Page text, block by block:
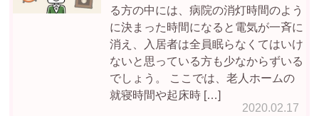
2020.02.17
る方の中には、病院の消灯時間のよう
に決まった時間になると電気が一斉に
消え、入居者は全員眠らなくてはいけ
ないと思っている方も少なからずいる
でしょう。 ここでは、老人ホームの
就寝時間や起床時 […]